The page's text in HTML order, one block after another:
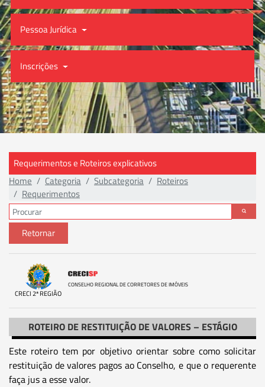
Pessoa Jurídica
Inscrições
Requerimentos e Roteiros explicativos
Home
Categoria Subcategoria
Roteiros
Requerimentos
Retornar
CRECI 2ª REGIÃO
CONSELHO REGIONAL DE CORRETORES DE IMÓVEIS
ROTEIRO DE RESTITUIÇÃO DE VALORES – ESTÁGIO
Este roteiro tem por objetivo orientar sobre como solicitar
restituição de valores pagos ao Conselho, e que o requerente
faça jus a esse valor.